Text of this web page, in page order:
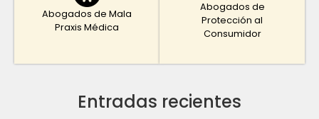
Abogados de Mala
Praxis Médica
Abogados de
Protección al
Consumidor
Entradas recientes